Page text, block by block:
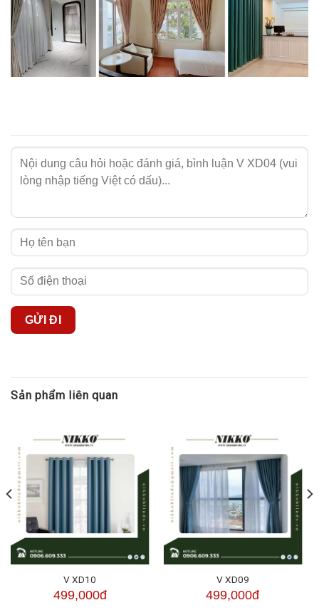
Những lưu ý khi sử dụng rèm màu xnah dương
Để gia tăng độ bền cho sản phẩm rèm vải màu xanh
dương tại nhà NIKKOBLINDS, bạn cần lưu ý các thông tin
quan trọng sau:
- Nên giặt rèm vải bằng tay hoặc giặt máy ở chế độ nhẹ
nhàng.
- Tham khảo
hiện đúng cách.
Sản phẩm liên quan
V XD10
499,000đ
V XD09
499,000đ